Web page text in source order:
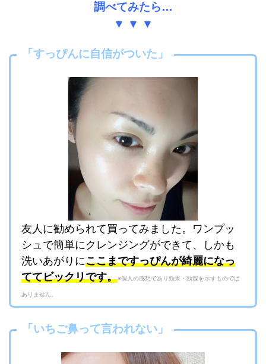
調べてみたら…
▼ ▼ ▼
「すっぴんに自信がついた」
友人に勧められて買ってみました。ワンプッ
シュで簡単にクレンジングができて、しかも
洗いあがりにここまですっぴんが綺麗になっ
ててビックリです。※個人の感想であり効果・効能を示すものでは
ありません。
「いちご鼻って言われない」